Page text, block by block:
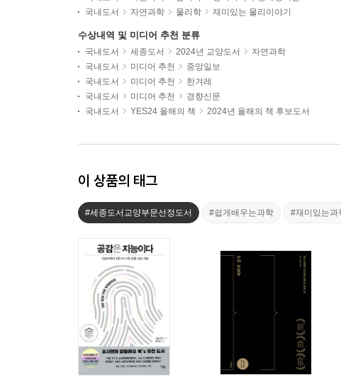
국내도서
자연과학 물리학 재미있는 물리이야기
수상내역 및 미디어 추천 분류
국내도서 세종도서 2024년 교양도서
자연과학
국내도서
미디어 추천
중앙일보
국내도서
미디어 추천
한겨레
국내도서
미디어 추천
경향신문
국내도서
YES24 올해의 책 2024년 올해의 책 후보도서
이 상품의 태그
#세종도서교양부문선정도서 #쉽게배우는과학 #재미있는과